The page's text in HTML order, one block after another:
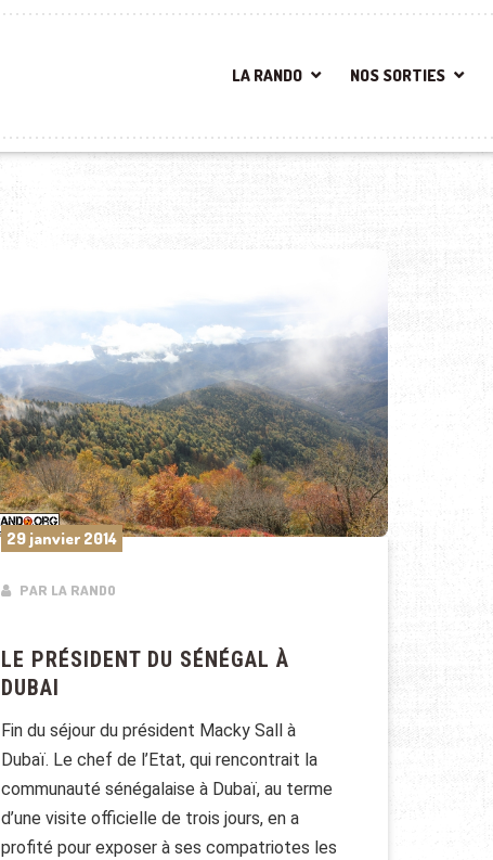
LA RANDO NOS SORTIES
29 janvier 2014
PAR LA RANDO
LE PRÉSIDENT DU SÉNÉGAL À
DUBAI
Fin du séjour du président Macky Sall à
Dubaï. Le chef de l’Etat, qui rencontrait la
communauté sénégalaise à Dubaï, au terme
d’une visite officielle de trois jours, en a
profité pour exposer à ses compatriotes les